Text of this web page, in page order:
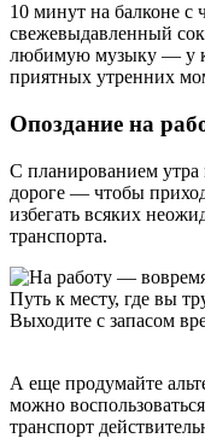
10 минут на балконе с
свежевыдавленный
любимую музыку — у
приятных утренних
Опоздание на
С планированием утра
дороге — чтобы
избегать всяких
транспорта.
Путь к месту, где вы
Выходите с запасом
А еще продумайте
можно
транспорт